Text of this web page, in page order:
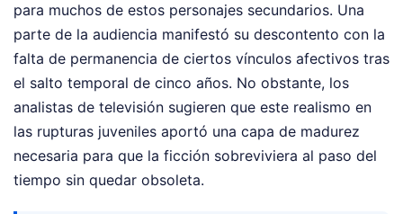
para muchos de estos personajes secundarios. Una
parte de la audiencia manifestó su descontento con la
falta de permanencia de ciertos vínculos afectivos tras
el salto temporal de cinco años. No obstante, los
analistas de televisión sugieren que este realismo en
las rupturas juveniles aportó una capa de madurez
necesaria para que la ficción sobreviviera al paso del
tiempo sin quedar obsoleta.